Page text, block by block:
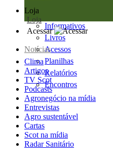
Loja
Loja
Informativos
Livros
Acessos
Planilhas
Relatórios
Encontros
Acessar
Notícias
Clima
Artigos
TV Scot
Podcasts
Agronegócio na mídia
Entrevistas
Agro sustentável
Cartas
Scot na mídia
Radar Sanitário